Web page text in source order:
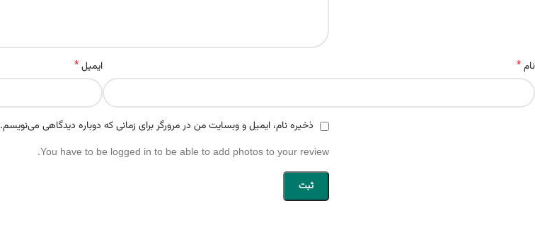
نام* ایمیل*
ذخیره نام، ایمیل و وبسایت من در مرورگر برای زمانی که دوباره دیدگاهی می‌نویسم.
You have to be logged in to be able to add photos to your review.